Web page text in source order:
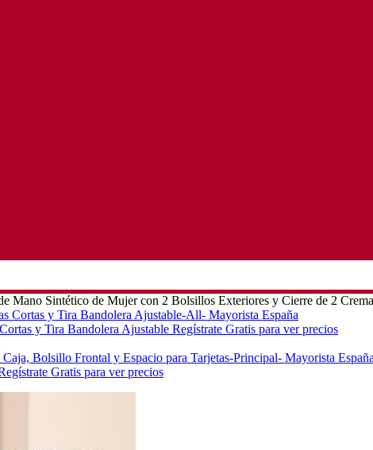
Mano Sintético de Mujer con 2 Bolsillos Exteriores y Cierre de 2
y Tira Bandolera Ajustable Regístrate Gratis para ver precios
Gratis para ver precios